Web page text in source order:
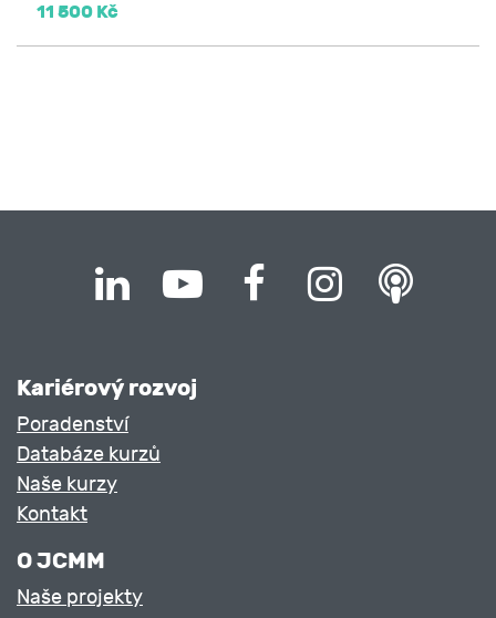
11 500 Kč
Kariérový rozvoj
Poradenství
Databáze kurzů
Naše kurzy
Kontakt
O JCMM
Naše projekty